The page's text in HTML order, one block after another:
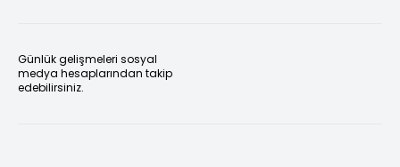
Günlük gelişmeleri sosyal
medya hesaplarından takip
edebilirsiniz.